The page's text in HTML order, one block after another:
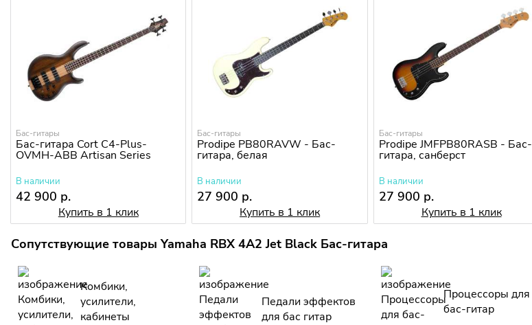
Бас-гитары
Бас-гитара Cort C4-Plus-
OVMH-ABB Artisan Series
В наличии
42 900 р.
Купить в 1 клик
Бас-гитары
Prodipe PB80RAVW - Бас-
гитара, белая
В наличии
27 900 р.
Купить в 1 клик
Бас-гитары
Prodipe JMFPB80RASB - Бас-
гитара, санберст
В наличии
27 900 р.
Купить в 1 клик
Сопутствующие товары Yamaha RBX 4A2 Jet Black Бас-гитара
Комбики,
усилители,
кабинеты
Педали эффектов
для бас гитар
Процессоры для
бас-гитар